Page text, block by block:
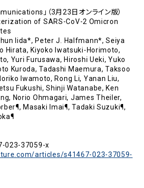
」（3月23日オンライン版）
of SARS-CoV-2 Omicron
Iida*, Peter J. Halfmann*, Seiya
Hirata, Kiyoko Iwatsuki-Horimoto,
Yuri Furusawa, Hiroshi Ueki, Yuko
Kuroda, Tadashi Maemura, Taksoo
Iwamoto, Rong Li, Yanan Liu,
Fukushi, Shinji Watanabe, Ken
Norio Ohmagari, James Theiler,
Masaki Imai¶, Tadaki Suzuki¶,
023-37059-x
articles/s41467-023-37059-